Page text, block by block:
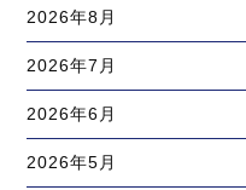
2026年8月
2026年7月
2026年6月
2026年5月